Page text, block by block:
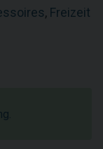
, Freizeit